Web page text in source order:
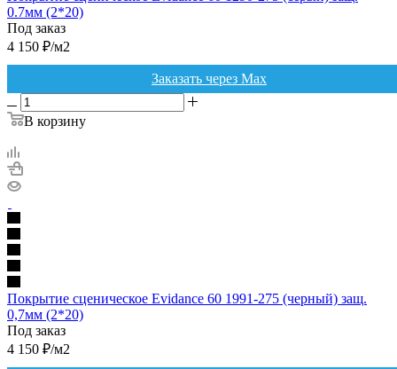
0.7мм (2*20)
Под заказ
4 150 ₽/м2
Заказать через Max
В корзину
Покрытие сценическое Evidance 60 1991-275 (черный) защ.
0,7мм (2*20)
Под заказ
4 150 ₽/м2